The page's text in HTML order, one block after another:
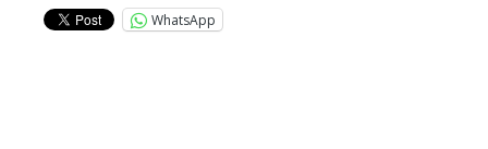
WhatsApp